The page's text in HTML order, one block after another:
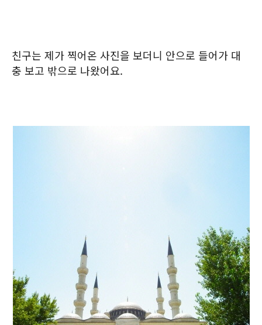
친구는 제가 찍어온 사진을 보더니 안으로 들어가 대
충 보고 밖으로 나왔어요.